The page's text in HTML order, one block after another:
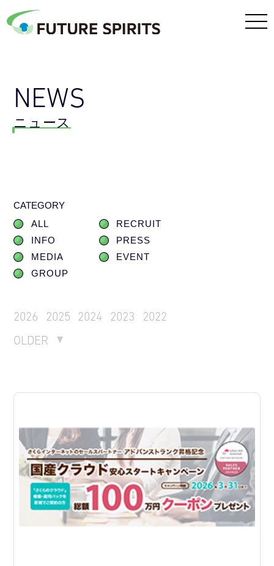
NEWS
ニュース
CATEGORY
ALL
RECRUIT
INFO
PRESS
MEDIA
EVENT
GROUP
2026 2025 2024 2023
2022
OLDER